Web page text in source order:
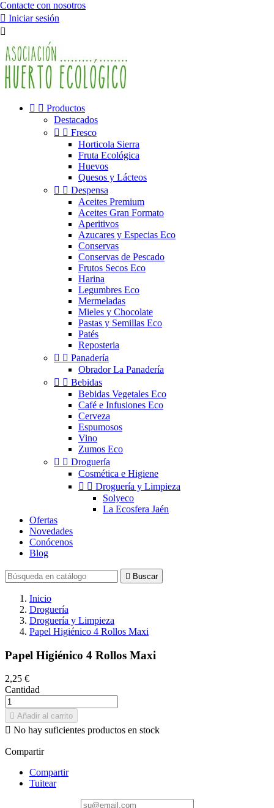
Contacte con nosotros
 Iniciar sesión

  Productos
Destacados
  Fresco
Horticola Sierra
Fruta Ecológica
Huevos
Quesos y Lácteos
  Despensa
Aceites Premium
Aceites Gran Formato
Aperitivos
Azucares y Especias Eco
Conservas
Conservas de Pescado
Frutos Secos Eco
Harina
Legumbres Eco
Mermeladas
Mieles y Chocolate
Pastas y Semillas Eco
Patés
Reposteria
  Panadería
Obrador La Panadería
  Bebidas
Bebidas Vegetales Eco
Café e Infusiones Eco
Cerveza
Espumosos
Vino
Zumos Eco
  Droguería
Cosmética e Higiene
  Droguería y Limpieza
Solyeco
La Ecosfera Jaén
Ofertas
Novedades
Conócenos
Blog
 Buscar
Inicio
Droguería
Droguería y Limpieza
Papel Higiénico 4 Rollos Maxi
Papel Higiénico 4 Rollos Maxi
2,25 €
Cantidad
 Añadir al carrito
 No hay suficientes productos en stock
Compartir
Compartir
Tuitear